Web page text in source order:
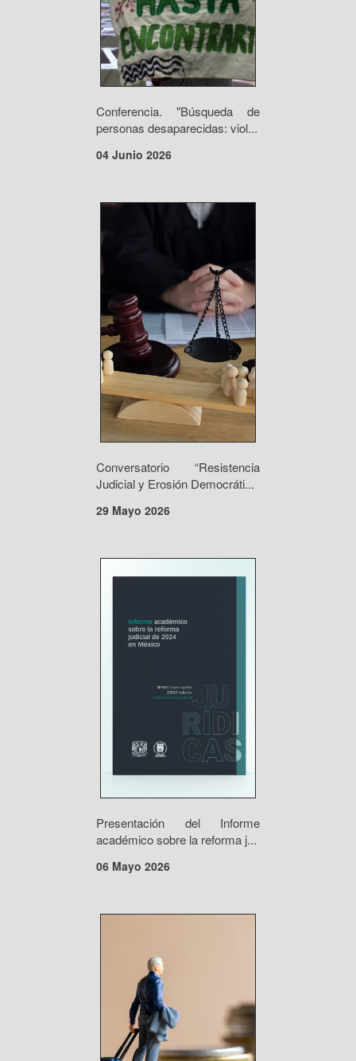
Conferencia. "Búsqueda de
personas desaparecidas: viol...
04 Junio 2026
Conversatorio “Resistencia
Judicial y Erosión Democráti...
29 Mayo 2026
Presentación del Informe
académico sobre la reforma j...
06 Mayo 2026